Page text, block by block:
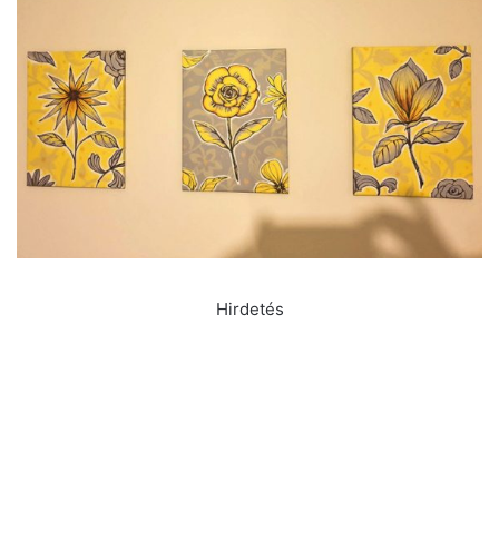
Hirdetés